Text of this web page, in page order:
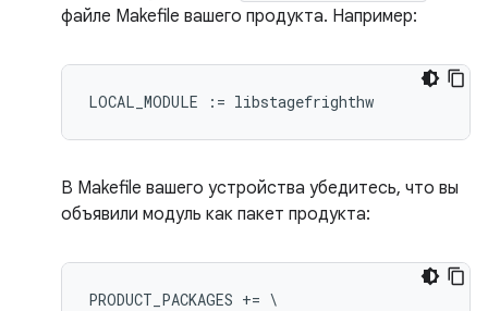
файле Makefile вашего продукта. Например:
В Makefile вашего устройства убедитесь, что вы
объявили модуль как пакет продукта:
PRODUCT_PACKAGES += \